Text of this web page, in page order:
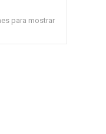
para mostrar